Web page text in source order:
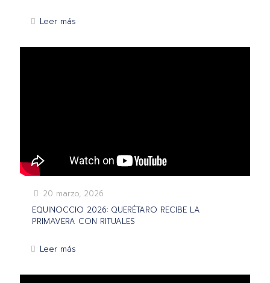
Leer más
20 marzo, 2026
EQUINOCCIO 2026: QUERÉTARO RECIBE LA
PRIMAVERA CON RITUALES
Leer más